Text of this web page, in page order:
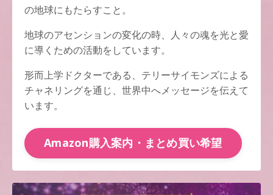
の地球にもたらすこと。
地球のアセンションの変化の時、人々の魂を光と愛
に導くための活動をしています。
形而上学ドクターである、テリーサイモンズによる
チャネリングを通じ、世界中へメッセージを伝えて
います。
Amazon購入案内・まとめ買い希望